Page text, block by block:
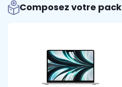
Composez votre pack